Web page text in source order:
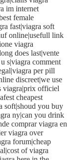
im internet
female
fast|viagra soft
online|usefull link
viagra
does last|vente
s|viagra comment
per pill
discreet|we use
viagra|prix officiel
cheapest
soft|shoud you buy
ny|can you drink
comprar viagra en
viagra over
forum|cheap
of viagra